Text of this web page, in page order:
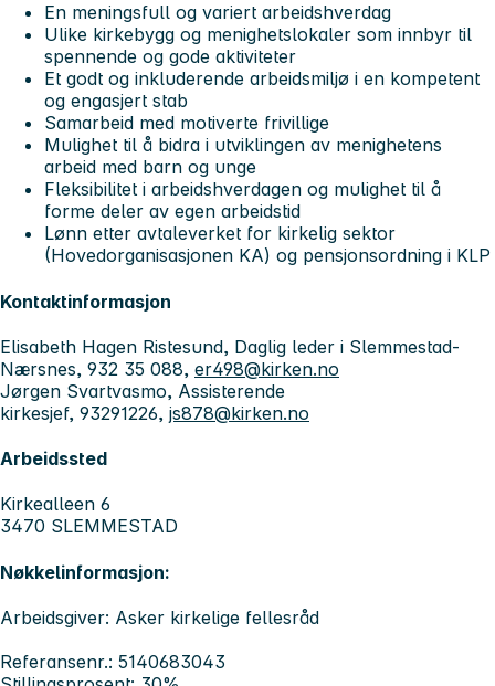
En meningsfull og variert arbeidshverdag
Ulike kirkebygg og menighetslokaler som innbyr til
spennende og gode aktiviteter
Et godt og inkluderende arbeidsmiljø i en kompetent
og engasjert stab
Samarbeid med motiverte frivillige
Mulighet til å bidra i utviklingen av menighetens
arbeid med barn og unge
Fleksibilitet i arbeidshverdagen og mulighet til å
forme deler av egen arbeidstid
Lønn etter avtaleverket for kirkelig sektor
(Hovedorganisasjonen KA) og pensjonsordning i KLP
Kontaktinformasjon
Elisabeth Hagen Ristesund, Daglig leder i Slemmestad-
Nærsnes, 932 35 088, er498@kirken.no
Jørgen Svartvasmo, Assisterende
kirkesjef, 93291226, js878@kirken.no
Arbeidssted
Kirkealleen 6
3470 SLEMMESTAD
Nøkkelinformasjon:
Arbeidsgiver: Asker kirkelige fellesråd
Referansenr.: 5140683043